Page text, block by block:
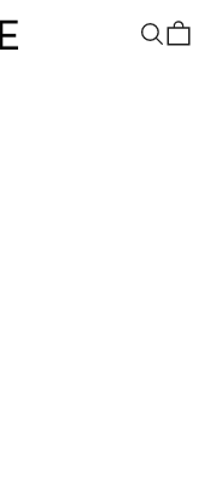
Pesquisar
Sacola